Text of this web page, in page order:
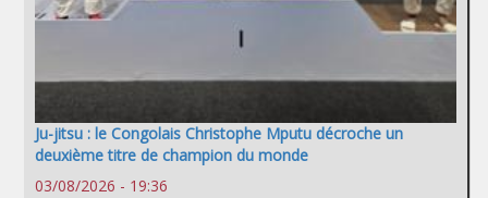
Ju-jitsu : le Congolais Christophe Mputu décroche un
deuxième titre de champion du monde
03/08/2026 - 19:36